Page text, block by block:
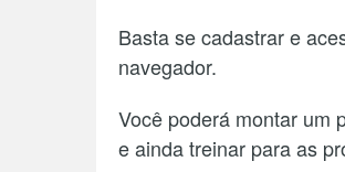
Basta se cadastrar e
navegador.
Você poderá montar um
e ainda treinar para as